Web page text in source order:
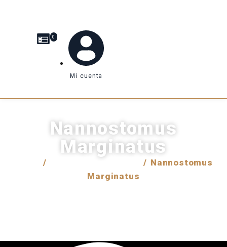
0
Mi cuenta
Nannostomus
Marginatus
/
/ Nannostomus
Marginatus